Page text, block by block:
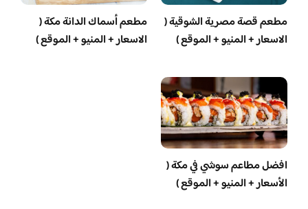
مطعم قصة مصرية الشوقية (
الاسعار + المنيو + الموقع )
مطعم أسماك الدانة مكة (
الاسعار + المنيو + الموقع )
افضل مطاعم سوشي في مكة (
الأسعار + المنيو + الموقع )